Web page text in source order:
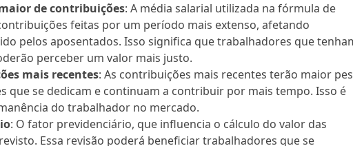
de contribuições: A média salarial utilizada na fórmula de
feitas por um período mais extenso, afetando
pelos aposentados. Isso significa que trabalhadores que
perceber um valor mais justo.
mais recentes: As contribuições mais recentes terão maior
que se dedicam e continuam a contribuir por mais tempo. Isso é
do trabalhador no mercado.
: O fator previdenciário, que influencia o cálculo do valor das
Essa revisão poderá beneficiar trabalhadores que se